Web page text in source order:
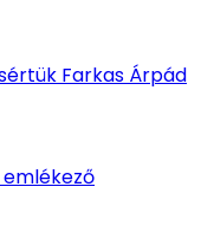
Farkas Árpád